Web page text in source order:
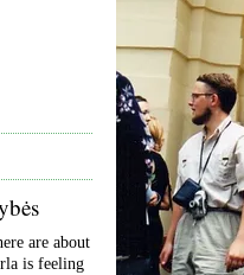
are about
is feeling